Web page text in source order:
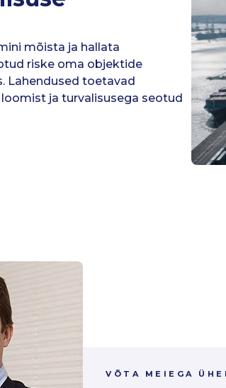
mõista ja hallata
riske oma objektide
Lahendused toetavad
ja turvalisusega seotud
VÕTA MEIEGA